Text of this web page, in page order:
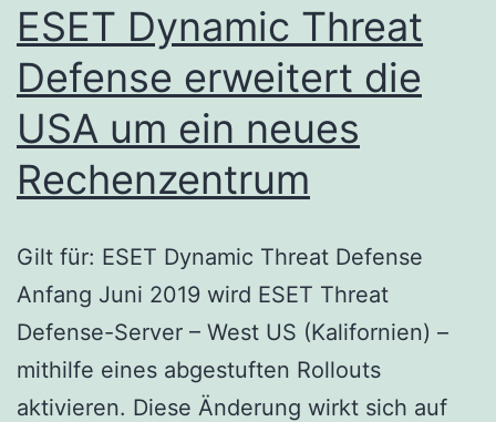
ESET Dynamic Threat
Defense erweitert die
USA um ein neues
Rechenzentrum
Gilt für: ESET Dynamic Threat Defense
Anfang Juni 2019 wird ESET Threat
Defense-Server – West US (Kalifornien) –
mithilfe eines abgestuften Rollouts
aktivieren. Diese Änderung wirkt sich auf